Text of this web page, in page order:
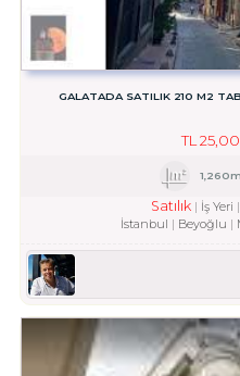
GALATADA SATILIK 210 M2
TL
Satılık İş Yeri
İstanbul
Beyoğlu